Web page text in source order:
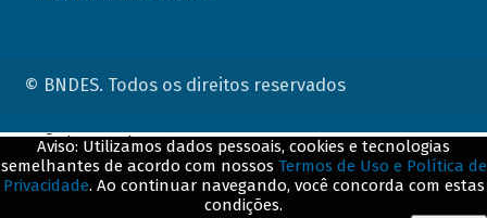
© BNDES. Todos os direitos reservados
Aviso: Utilizamos dados pessoais, cookies e tecnologias
semelhantes de acordo com nossos Termos de Uso e Política de
Privacidade. Ao continuar navegando, você concorda com estas
condições.
ConteÃºdo complementar
${title}${badge}